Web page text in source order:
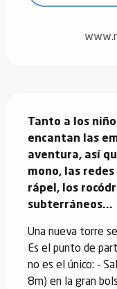
Tanto a los
encantan las
aventura, así
mono, las
rápel, los
subterráneos...
Una nueva torre
Es el punto de
no es el único: -
8m) en la gran